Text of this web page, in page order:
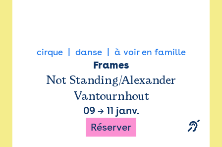
cirque danse à voir en famille
Frames
Not Standing/Alexander
Vantournhout
09→ 11 janv.
Réserver